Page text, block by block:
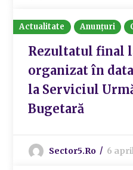
Actualitate Anunțuri
Rezultatul final
organizat în data
la Serviciul
Bugetară
Sector5.ro 6